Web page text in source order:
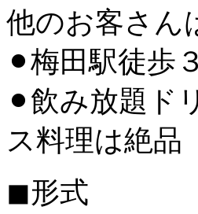
他のお客さん
⚫︎梅田駅徒歩
⚫︎飲み放題ド
ス料理は絶品
◼︎形式